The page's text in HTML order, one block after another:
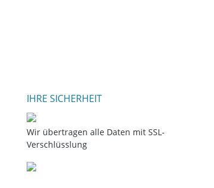
IHRE SICHERHEIT
Wir übertragen alle Daten mit SSL-
Verschlüsslung